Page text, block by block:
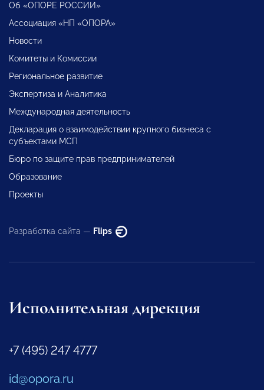
Об «ОПОРЕ РОССИИ»
Ассоциация «НП «ОПОРА»
Новости
Комитеты и Комиссии
Региональное развитие
Экспертиза и Аналитика
Международная деятельность
Декларация о взаимодействии крупного бизнеса с
субъектами МСП
Бюро по защите прав предпринимателей
Образование
Проекты
Разработка сайта — Flips
Исполнительная дирекция
+7 (495) 247 4777
id@opora.ru